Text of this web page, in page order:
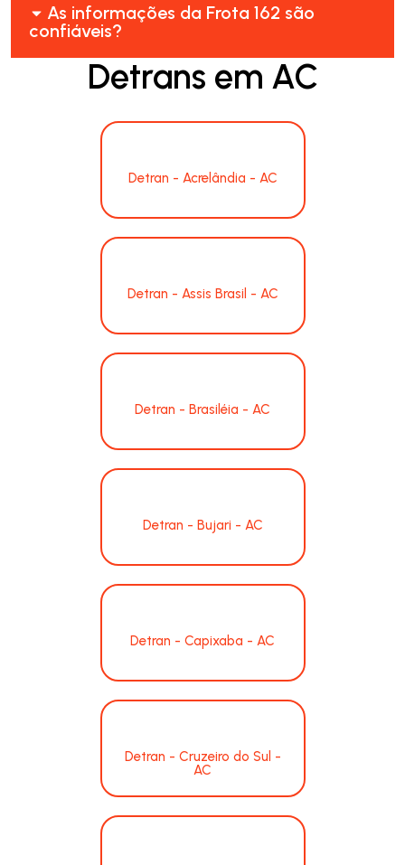
As informações da Frota 162 são
confiáveis?
Detrans em AC
Detran - Acrelândia - AC
Detran - Assis Brasil - AC
Detran - Brasiléia - AC
Detran - Bujari - AC
Detran - Capixaba - AC
Detran - Cruzeiro do Sul -
AC